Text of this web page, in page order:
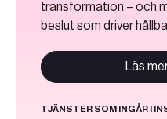
transformation – och
beslut som driver
Läs
TJÄNSTER SOM INGÅR I